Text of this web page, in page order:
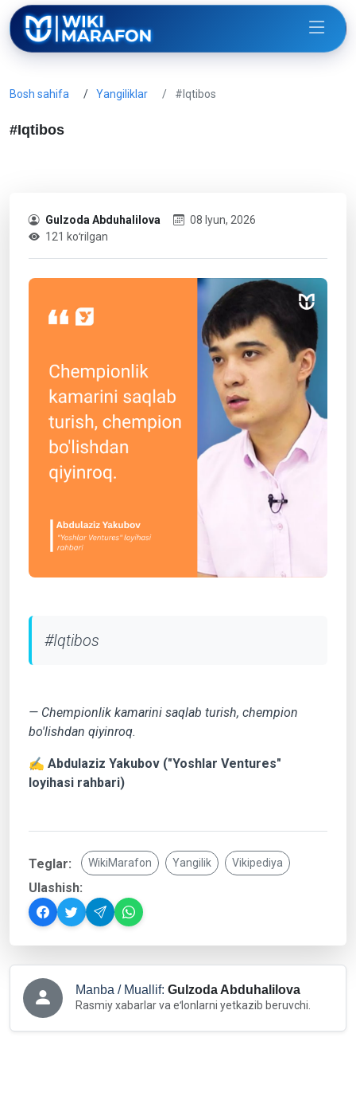
Bosh sahifa Yangiliklar #Iqtibos
#Iqtibos
Gulzoda Abduhalilova
08 Iyun, 2026
121 koʻrilgan
#Iqtibos
— Chempionlik kamarini saqlab turish, chempion
bo'lishdan qiyinroq.
✍️ Abdulaziz Yakubov ("Yoshlar Ventures"
loyihasi rahbari)
Teglar: WikiMarafon Yangilik Vikipediya
Ulashish:
Manba / Muallif: Gulzoda Abduhalilova
Rasmiy xabarlar va eʻlonlarni yetkazib beruvchi.